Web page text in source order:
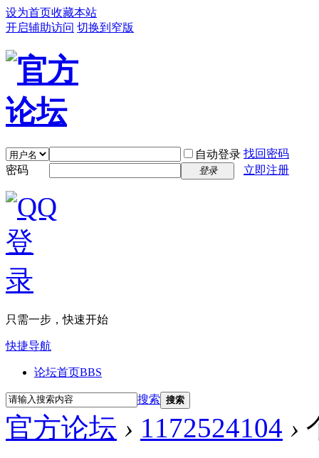
设为首页收藏本站
开启辅助访问 切换到窄版
自动登录 找回密码
密码
登录 立即注册
只需一步，快速开始
快捷导航
论坛首页BBS
搜索 搜索
官方论坛 › 1172524104 ›